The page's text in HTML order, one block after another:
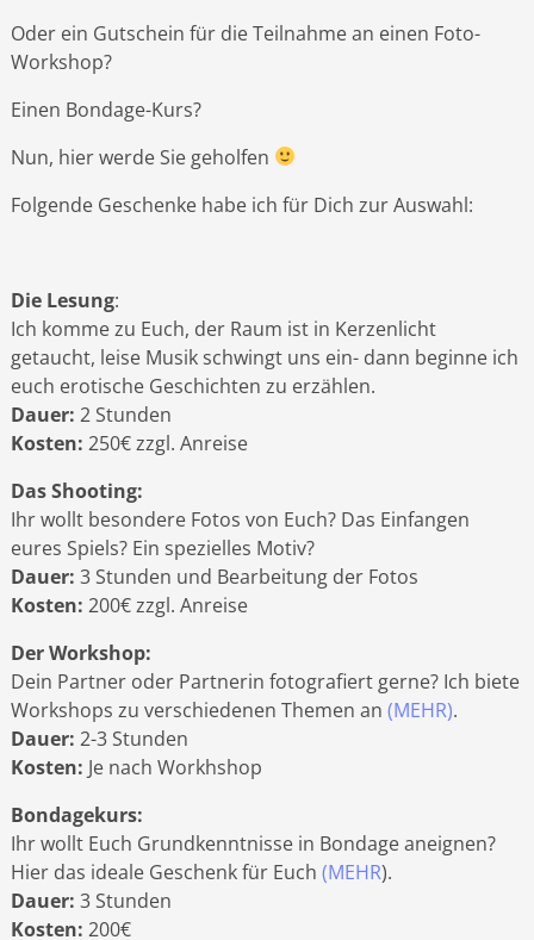
Oder ein Gutschein für die Teilnahme an einen Foto-
Workshop?
Einen Bondage-Kurs?
Nun, hier werde Sie geholfen
Folgende Geschenke habe ich für Dich zur Auswahl:
Die Lesung:
Ich komme zu Euch, der Raum ist in Kerzenlicht
getaucht, leise Musik schwingt uns ein- dann beginne ich
euch erotische Geschichten zu erzählen.
Dauer: 2 Stunden
Kosten: 250€ zzgl. Anreise
Das Shooting:
Ihr wollt besondere Fotos von Euch? Das Einfangen
eures Spiels? Ein spezielles Motiv?
Dauer: 3 Stunden und Bearbeitung der Fotos
Kosten: 200€ zzgl. Anreise
Der Workshop:
Dein Partner oder Partnerin fotografiert gerne? Ich biete
Workshops zu verschiedenen Themen an (MEHR).
Dauer: 2-3 Stunden
Kosten: Je nach Workhshop
Bondagekurs:
Ihr wollt Euch Grundkenntnisse in Bondage aneignen?
Hier das ideale Geschenk für Euch (MEHR).
Dauer: 3 Stunden
Kosten: 200€